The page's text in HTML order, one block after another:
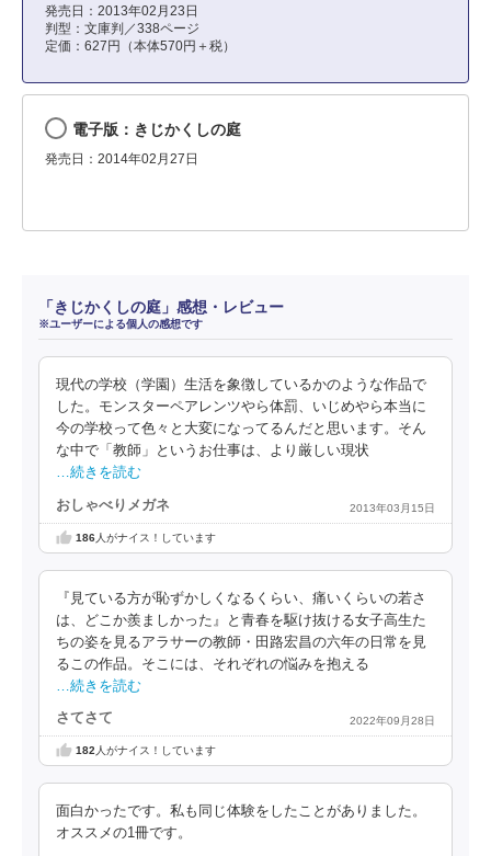
発売日：2013年02月23日
判型：文庫判／338ページ
定価：627円（本体570円＋税）
電子版：きじかくしの庭
発売日：2014年02月27日
「きじかくしの庭」感想・レビュー
※ユーザーによる個人の感想です
現代の学校（学園）生活を象徴しているかのような作品で
した。モンスターペアレンツやら体罰、いじめやら本当に
今の学校って色々と大変になってるんだと思います。そん
な中で「教師」というお仕事は、より厳しい現状
…続きを読む
おしゃべりメガネ 2013年03月15日
186人がナイス！しています
『見ている方が恥ずかしくなるくらい、痛いくらいの若さ
は、どこか羨ましかった』と青春を駆け抜ける女子高生た
ちの姿を見るアラサーの教師・田路宏昌の六年の日常を見
るこの作品。そこには、それぞれの悩みを抱える
…続きを読む
さてさて 2022年09月28日
182 人がナイス！しています
面白かったです。私も同じ体験をしたことがありました。
オススメの1冊です。